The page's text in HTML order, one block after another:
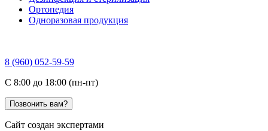
Ортопедия
Одноразовая продукция
8 (960) 052-59-59
C 8:00 до 18:00 (пн-пт)
Позвонить вам?
Сайт создан экспертами